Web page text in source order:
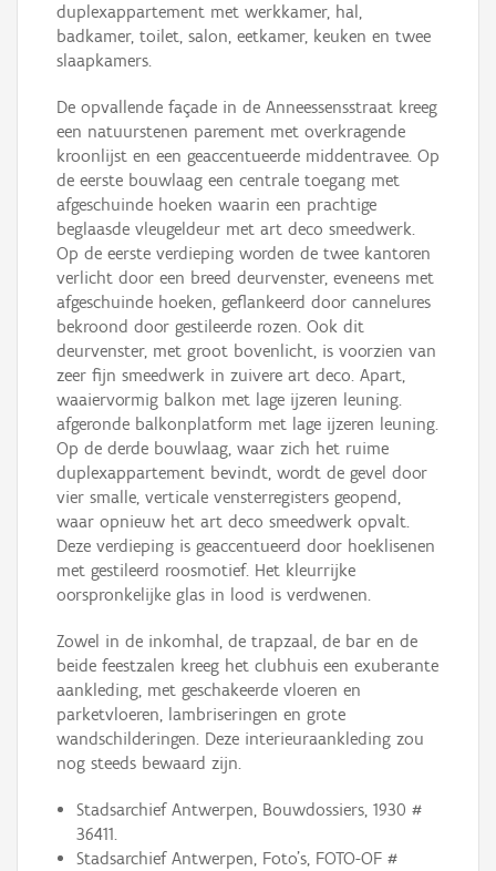
duplexappartement met werkkamer, hal,
badkamer, toilet, salon, eetkamer, keuken en twee
slaapkamers.
De opvallende façade in de Anneessensstraat kreeg
een natuurstenen parement met overkragende
kroonlijst en een geaccentueerde middentravee. Op
de eerste bouwlaag een centrale toegang met
afgeschuinde hoeken waarin een prachtige
beglaasde vleugeldeur met art deco smeedwerk.
Op de eerste verdieping worden de twee kantoren
verlicht door een breed deurvenster, eveneens met
afgeschuinde hoeken, geflankeerd door cannelures
bekroond door gestileerde rozen. Ook dit
deurvenster, met groot bovenlicht, is voorzien van
zeer fijn smeedwerk in zuivere art deco. Apart,
waaiervormig balkon met lage ijzeren leuning.
afgeronde balkonplatform met lage ijzeren leuning.
Op de derde bouwlaag, waar zich het ruime
duplexappartement bevindt, wordt de gevel door
vier smalle, verticale vensterregisters geopend,
waar opnieuw het art deco smeedwerk opvalt.
Deze verdieping is geaccentueerd door hoeklisenen
met gestileerd roosmotief. Het kleurrijke
oorspronkelijke glas in lood is verdwenen.
Zowel in de inkomhal, de trapzaal, de bar en de
beide feestzalen kreeg het clubhuis een exuberante
aankleding, met geschakeerde vloeren en
parketvloeren, lambriseringen en grote
wandschilderingen. Deze interieuraankleding zou
nog steeds bewaard zijn.
Stadsarchief Antwerpen, Bouwdossiers, 1930 #
36411.
Stadsarchief Antwerpen, Foto's, FOTO-OF #